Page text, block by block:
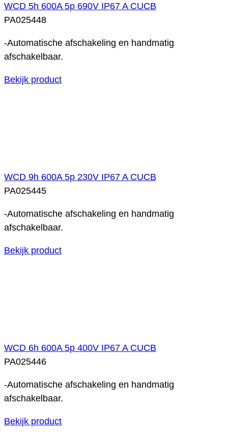
WCD 5h 600A 5p 690V IP67 A CUCB
PA025448
-Automatische afschakeling en handmatig
afschakelbaar.
Bekijk product
WCD 9h 600A 5p 230V IP67 A CUCB
PA025445
-Automatische afschakeling en handmatig
afschakelbaar.
Bekijk product
WCD 6h 600A 5p 400V IP67 A CUCB
PA025446
-Automatische afschakeling en handmatig
afschakelbaar.
Bekijk product